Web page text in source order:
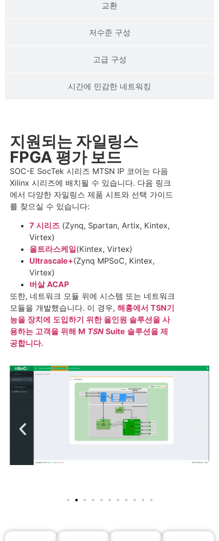
교환
저수준 구성
고급 구성
시간에 민감한 네트워킹
지원되는 자일링스
FPGA 평가 보드
SOC-E SocTek 시리즈 MTSN IP 코어는 다음
Xilinx 시리즈에 배치될 수 있습니다. 다음 링크
에서 다양한 자일링스 제품 시트와 선택 가이드
를 찾으실 수 있습니다:
7 시리즈 (Zynq, Spartan, Artix, Kintex,
Virtex)
울트라스케일(Kintex, Virtex)
Ultrascale+(Zynq MPSoC, Kintex,
Virtex)
버살 ACAP
또한, 네트워크 모듈 위에 시스템 또는 네트워크
모듈을 개발했습니다. 이 경우, 해홍에서 TSN기
능을 장치에 도입하기 위한 올인원 솔루션을 사
용하는 고객을 위해 M TSN Suite 솔루션을 제
공합니다.